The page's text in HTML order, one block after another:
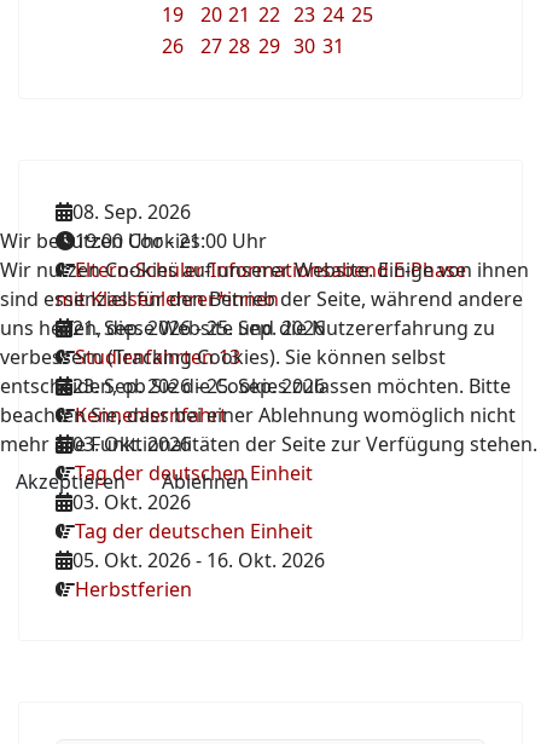
19
20 21 22 23 24 25
26
27 28 29 30 31
08. Sep. 2026
19:00 Uhr-21:00 Uhr
Eltern-Schüler-Informationsabend E-Phase
mit Klassenlehrer*innen
21. Sep. 2026-25. Sep. 2026
Studienfahrten 13
23. Sep. 2026-25. Sep. 2026
Kennenlernfahrt
03. Okt. 2026
Tag der deutschen Einheit
03. Okt. 2026
Tag der deutschen Einheit
05. Okt. 2026- 16. Okt. 2026
Herbstferien
Wir benutzen Cookies
Wir nutzen Cookies auf unserer Website. Einige von ihnen
sind essenziell für den Betrieb der Seite, während andere
uns helfen, diese Website und die Nutzererfahrung zu
verbessern (Tracking Cookies). Sie können selbst
entscheiden, ob Sie die Cookies zulassen möchten. Bitte
beachten Sie, dass bei einer Ablehnung womöglich nicht
mehr alle Funktionalitäten der Seite zur Verfügung stehen.
Akzeptieren
Ablehnen